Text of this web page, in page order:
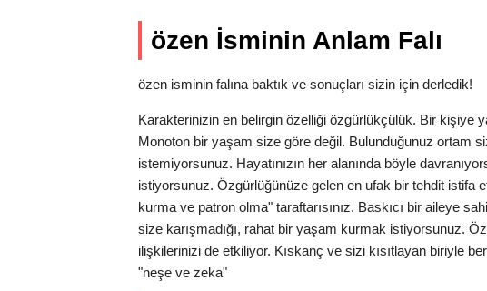
özen İsminin Anlam Falı
özen isminin falına baktık ve sonuçları sizin için derledik!
Karakterinizin en belirgin özelliği özgürlükçülük. Bir kişiye
Monoton bir yaşam size göre değil. Bulunduğunuz ortam
istemiyorsunuz. Hayatınızın her alanında böyle
istiyorsunuz. Özgürlüğünüze gelen en ufak bir tehdit istifa
kurma ve patron olma" taraftarısınız. Baskıcı bir aileye
size karışmadığı, rahat bir yaşam kurmak istiyorsunuz.
ilişkilerinizi de etkiliyor. Kıskanç ve sizi kısıtlayan biriyle
"neşe ve zeka"